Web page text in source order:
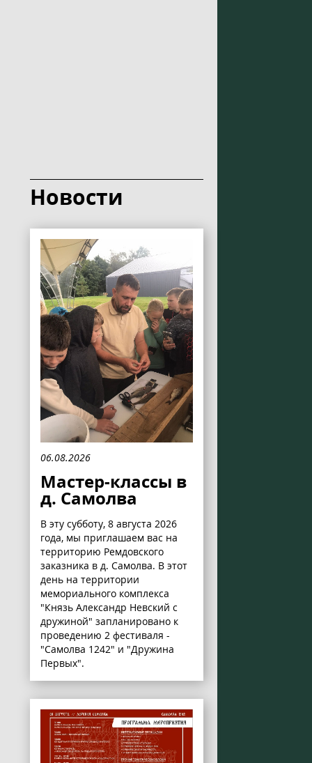
Новости
06.08.2026
Мастер-классы в
д. Самолва
В эту субботу, 8 августа 2026
года, мы приглашаем вас на
территорию Ремдовского
заказника в д. Самолва. В этот
день на территории
мемориального комплекса
"Князь Александр Невский с
дружиной" запланировано к
проведению 2 фестиваля -
"Самолва 1242" и "Дружина
Первых".